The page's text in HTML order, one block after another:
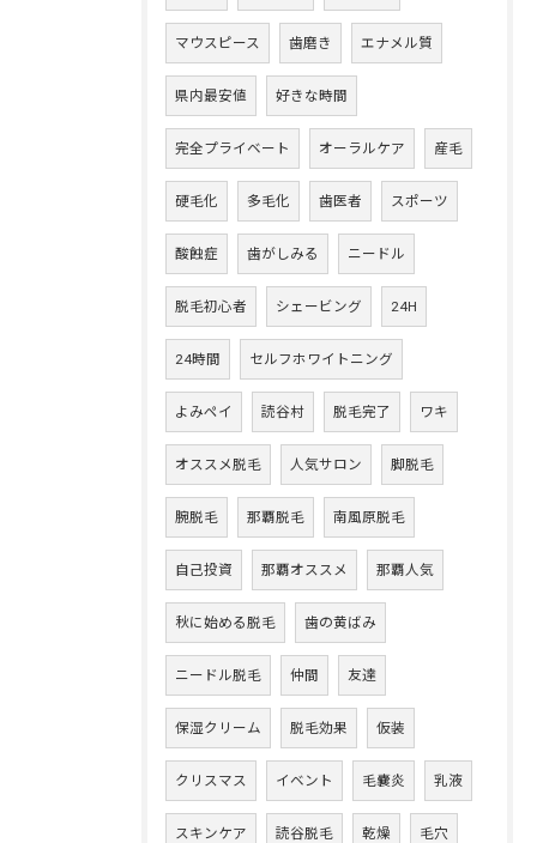
マウスピース 歯磨き エナメル質
県内最安値 好きな時間
完全プライベート オーラルケア 産毛
硬毛化 多毛化 歯医者 スポーツ
酸蝕症 歯がしみる ニードル
脱毛初心者 シェービング 24H
24時間 セルフホワイトニング
よみペイ 読谷村 脱毛完了 ワキ
オススメ脱毛 人気サロン 脚脱毛
腕脱毛 那覇脱毛 南風原脱毛
自己投資 那覇オススメ 那覇人気
秋に始める脱毛 歯の黄ばみ
ニードル脱毛 仲間 友達
保湿クリーム 脱毛効果 仮装
クリスマス イベント 毛嚢炎 乳液
スキンケア 読谷脱毛 乾燥 毛穴